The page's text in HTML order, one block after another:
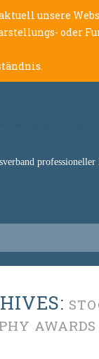
unsere
oder
AWARDS